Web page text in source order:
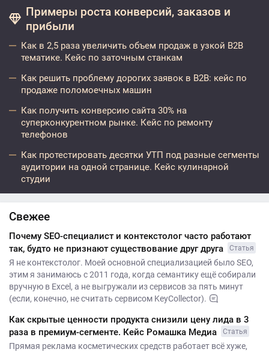
Примеры роста конверсий, заказов и
прибыли
Как в 2,5 раза увеличить объем продаж в узкой B2B
тематике. Кейс по заточным станкам
Как решить проблему дорогих заявок в B2B: кейс по
продаже поломоечных машин
Как получить конверсию сайта 30% на
суперконкурентном рынке. Кейс по ремонту
телефонов
Как протестировать десятки УТП под разные сегменты
аудитории на одной странице. Кейс кулинарной
студии
Свежее
Почему SEO-специалист и контекстолог часто работают
так, будто не признают существование друг друга
Статья
Я не контекстолог. Моей основной специализацией было SEO,
этим я занимаюсь с 2011 года, когда семантику ещё собирали
вручную в Excel, а не выгружали из сервисов за пять минут
(если, конечно, не считать сервисом KeyCollector).
Как скрытые ценности продукта снизили цену лида в 3
раза в премиум-сегменте. Кейс Ромашка Медиа
Статья
Прямая реклама косметических средств работает всё хуже,